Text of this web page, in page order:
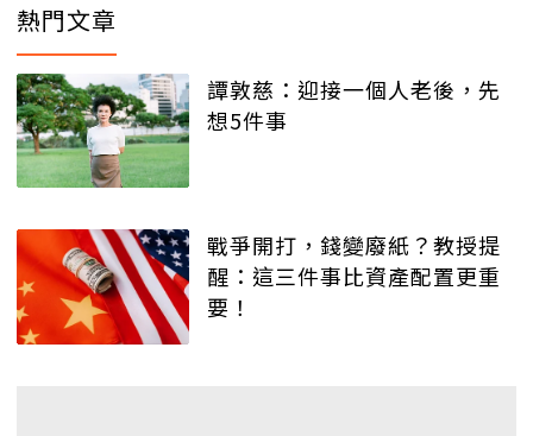
熱門文章
譚敦慈：迎接一個人老後，先
想5件事
戰爭開打，錢變廢紙？教授提
醒：這三件事比資產配置更重
要！